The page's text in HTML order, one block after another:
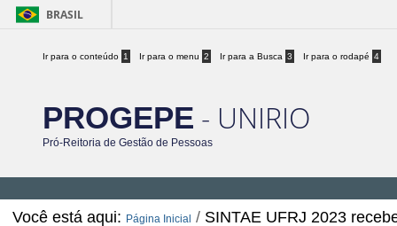
BRASIL
Ir para o conteúdo 1 Ir para o menu 2 Ir para a Busca 3 Ir para o rodapé 4
PROGEPE - UNIRIO
Pró-Reitoria de Gestão de Pessoas
Você está aqui: Página Inicial / SINTAE UFRJ 2023